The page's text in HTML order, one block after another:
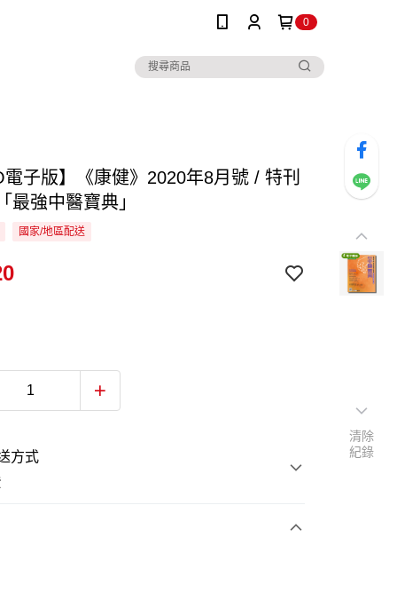
0
子版】《康健》2020年8月號 / 特刊
最強中醫寶典」
國家/地區配送
方式
清除
紀錄